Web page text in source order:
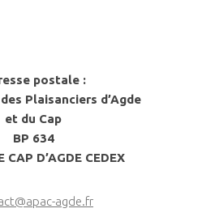
postale :
Plaisanciers d’Agde
et du Cap
BP 634
CAP D’AGDE CEDEX
agde.fr